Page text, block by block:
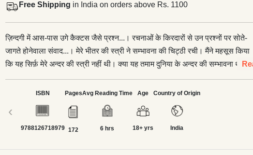
Free Shipping in India on orders above Rs. 1100
ज़िन्दगी में आस-पास उगे कैक्टस जैसे प्रश्न...। रचनाओं के किरदारों से उन प्रश्नों पर सोते-
जागते होनेवाला संवाद...। मेरे भीतर की स्त्री ने सम्भावना की चिट्ठी रची। मैंने महसूस किया
कि यह सिर्फ़ मेरे अन्दर की स्त्री नहीं थी। क्या यह तमाम दुनिया के अन्दर की सम्भावना थी?
कभी-कभी मुठभेड़ की मुद्रा में दिखाई देते हैं। जैसे कोई माँ बनकर ख़ुश होता है तो कोई मातृत्व से
मुक्ति में राह ढूँढ़ रहा है, कोई परिवार के बाहर खड़ा अन्दर आने का दरवाज़ा खटखटा रहा है तो
कोई कुंडी खोल बाहर जाने को छटपटा रहा है। ख़ैर! सम्भावना ने चिट्ठी रची, चिट्ठी की
आत्मीयता और संवेदना ने लुब्रीकेशन का काम किया, पत्र लेखों ने अपना आकार लेना शुरू कर
‹
ISBN
9788126718979
Pages
172
Avg Reading Time
6 hrs
Age
18+ yrs
Country of Origin
India